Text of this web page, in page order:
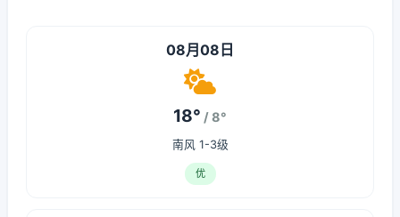
08月08日
18° / 8°
南风 1-3级
优